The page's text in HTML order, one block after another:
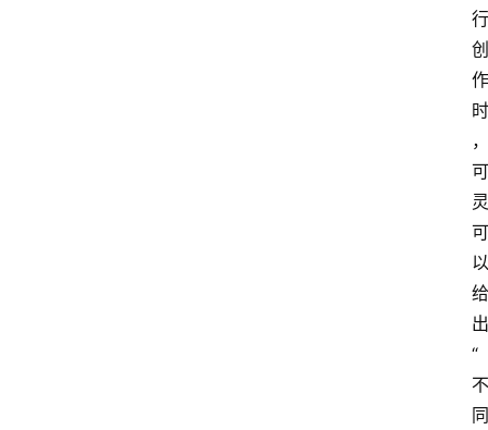
行
创
作
时
，
可
灵
可
以
给
出
“
不
同